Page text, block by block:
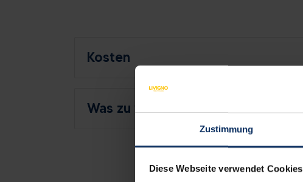
Zustimmung
Diese Webseite verwendet Cookies
Kosten
Was zu wissen